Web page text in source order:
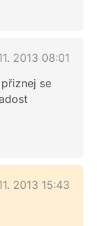
2013 08:01
se
2013 15:43